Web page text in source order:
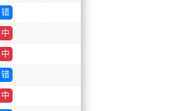
错
中
中
错
中